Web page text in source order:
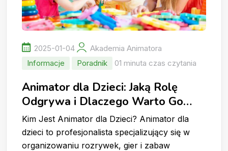
2025-01-04
Akademia Animatora
Informacje
Poradnik 01 minuta czas czytania
Animator dla Dzieci: Jaką Rolę
Odgrywa i Dlaczego Warto Go
Wynająć?
Kim Jest Animator dla Dzieci? Animator dla
dzieci to profesjonalista specjalizujący się w
organizowaniu rozrywek, gier i zabaw